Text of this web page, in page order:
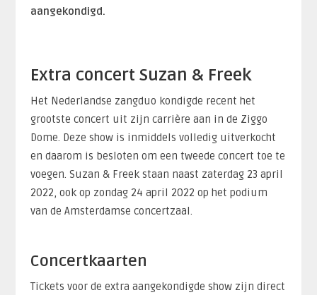
aangekondigd.
Extra concert Suzan & Freek
Het Nederlandse zangduo kondigde recent het
grootste concert uit zijn carrière aan in de Ziggo
Dome. Deze show is inmiddels volledig uitverkocht
en daarom is besloten om een tweede concert toe te
voegen. Suzan & Freek staan naast zaterdag 23 april
2022, ook op zondag 24 april 2022 op het podium
van de Amsterdamse concertzaal.
Concertkaarten
Tickets voor de extra aangekondigde show zijn direct